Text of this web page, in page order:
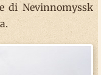
di Nevinnomyssk